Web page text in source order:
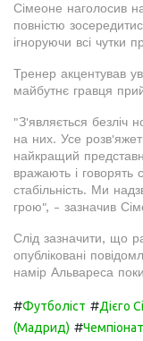
Сімеоне наголосив
повністю
ігноруючи всі чутки
Тренер акцентував
майбутнє гравця
"З'являється безліч
на них. Усе
найкращий
вражають і говорять
стабільність. Ми
грою", - зазначив
Слід зазначити, що
опубліковані
намір Альвареса
#Футболіст #Дієго
(Мадрид) #